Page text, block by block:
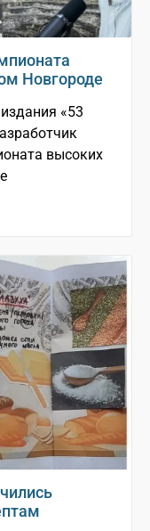
Новгороде
«53
высоких